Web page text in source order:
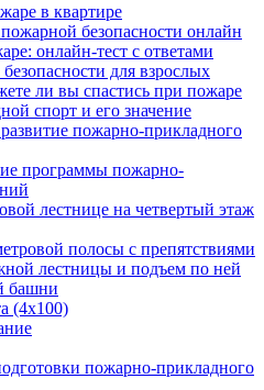
в квартире
безопасности онлайн
онлайн-тест с ответами
для взрослых
ли вы спастись при пожаре
спорт и его значение
пожарно-прикладного
программы пожарно-
лестнице на четвертый этаж
полосы с препятствиями
лестницы и подъем по ней
башни
(4x100)
пожарно-прикладного